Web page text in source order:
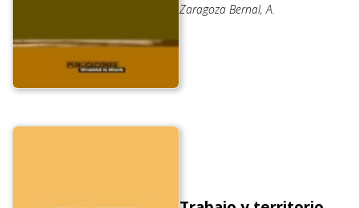
Zaragoza Bernal, A.